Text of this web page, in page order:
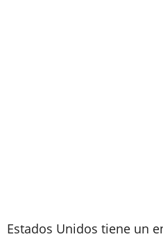
Estados Unidos tiene un